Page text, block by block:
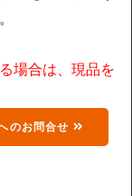
場合は、現品を
のお問合せ